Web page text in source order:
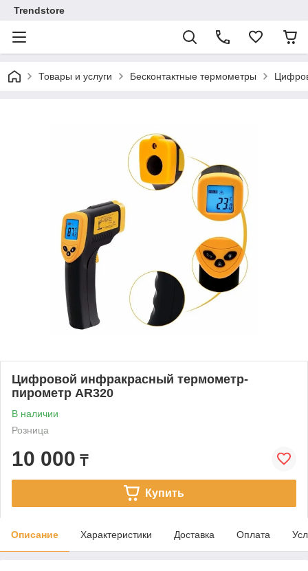
Trendstore
Товары и услуги Бесконтактные термометры
Цифровой инфракрасный термометр-
пирометр AR320
В наличии
Розница
10 000 ₸
Купить
Описание Характеристики Доставка Оплата